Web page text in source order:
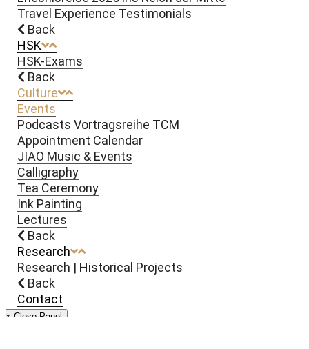
Travel Experience Testimonials
Back
HSK
HSK-Exams
Back
Culture
Events
Podcasts Vortragsreihe TCM
Appointment Calendar
JIAO Music & Events
Calligraphy
Tea Ceremony
Ink Painting
Lectures
Back
Research
Research | Historical Projects
Back
Contact
× Close Panel